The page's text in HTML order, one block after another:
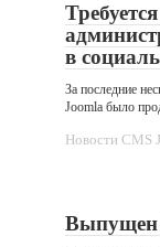
в
За последние
Joomla было
Новости CMS
Выпущен